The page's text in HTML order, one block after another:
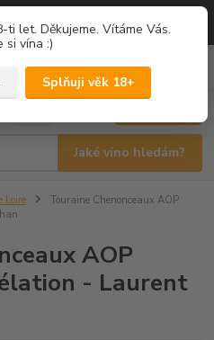
===let. Děkujeme. Vítáme Vás.
si vína :)
Splňuji věk 18+
Jaké víno hledám?
0,00 Kč
Loire
Touraine Chenonceaux AOP
AOP
- Laurent